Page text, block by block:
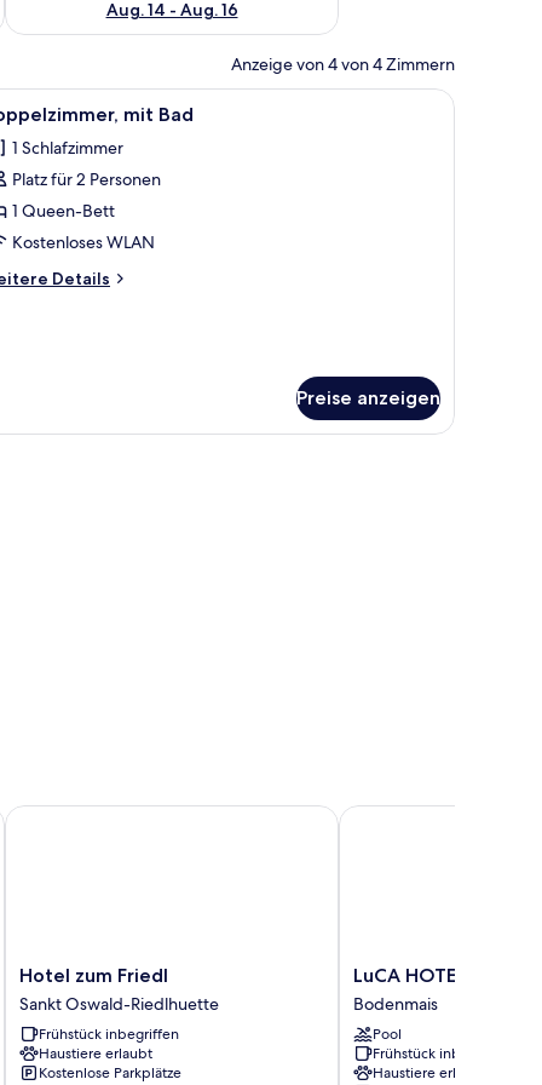
Aug. 14 - Aug. 16
Anzeige von 4 von 4 Zimmern
Kunst. Bügeleisen/Bügelbrett, kostenloses WLAN
Doppelzimmer, mit Bad |
6 mit Bad
1 Schlafzimmer
Platz für 2 Personen
1 Queen-Bett
Kostenloses WLAN
Details
Preise anzeigen
Hotel
zum
Friedl
Sankt
Oswald-
Hotel zum Friedl
Sankt Oswald-Riedlhuette
Frühstück inbegriffen
Haustiere erlaubt
Kostenlose Parkplätze
Hotel zum Friedl
LuCA
HOTEL
Bodenmais
LuCA HOTEL
Bodenmais
Pool
Frühstück inbegriffen
Haustiere erlaubt
LuCA HOTEL